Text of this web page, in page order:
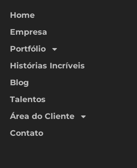
Home
Empresa
Portfólio
Histórias Incríveis
Blog
Talentos
Área do Cliente
Contato